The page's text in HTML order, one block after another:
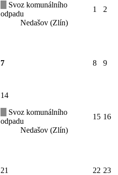
Svoz komunálního
odpadu
Nedašov (Zlín)
1 2
7 8 9
14
Svoz komunálního
odpadu
Nedašov (Zlín)
15 16
21 22 23